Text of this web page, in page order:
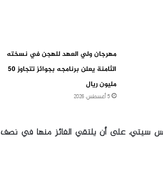
مهرجان ولي العهد للهجن في نسخته
الثامنة يعلن برنامجه بجوائز تتجاوز 50
مليون ريال
5 أغسطس، 2026
في 11 يوليو بمدينة كانساس سيتي، على أن يلتقي الفائز منها في نصف